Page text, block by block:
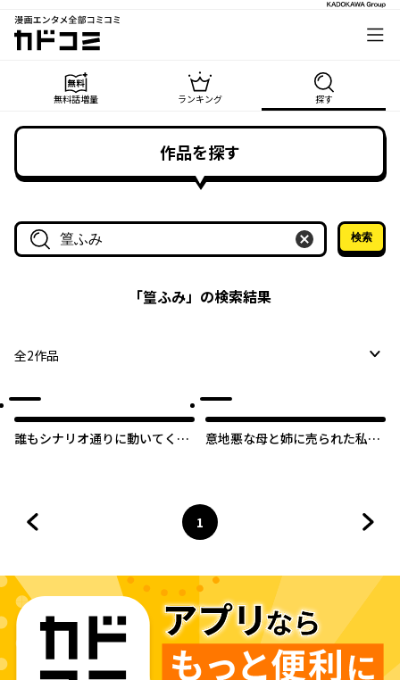
漫画エンタメ全部コミコミ
カドコミ
無料話増量 ランキング 探す
作品を探す
作品名・作家名で探す
検索
「篁ふみ」の検索結果
全2作品
誰もシナリオ通りに動いてくれ
意地悪な母と姉に売られた私。
ページ
1
へ